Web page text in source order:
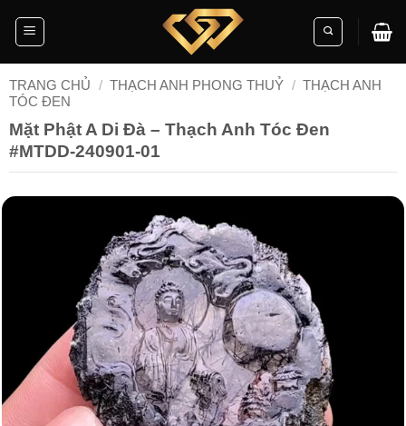
TRANG CHỦ / THẠCH ANH PHONG THUỶ / THẠCH ANH
TÓC ĐEN
Mặt Phật A Di Đà – Thạch Anh Tóc Đen
#MTDD-240901-01